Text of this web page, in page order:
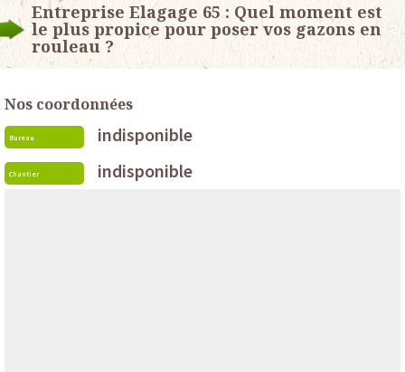
Entreprise Elagage 65 : Quel moment est
le plus propice pour poser vos gazons en
rouleau ?
Nos coordonnées
Bureau indisponible
Chantier indisponible